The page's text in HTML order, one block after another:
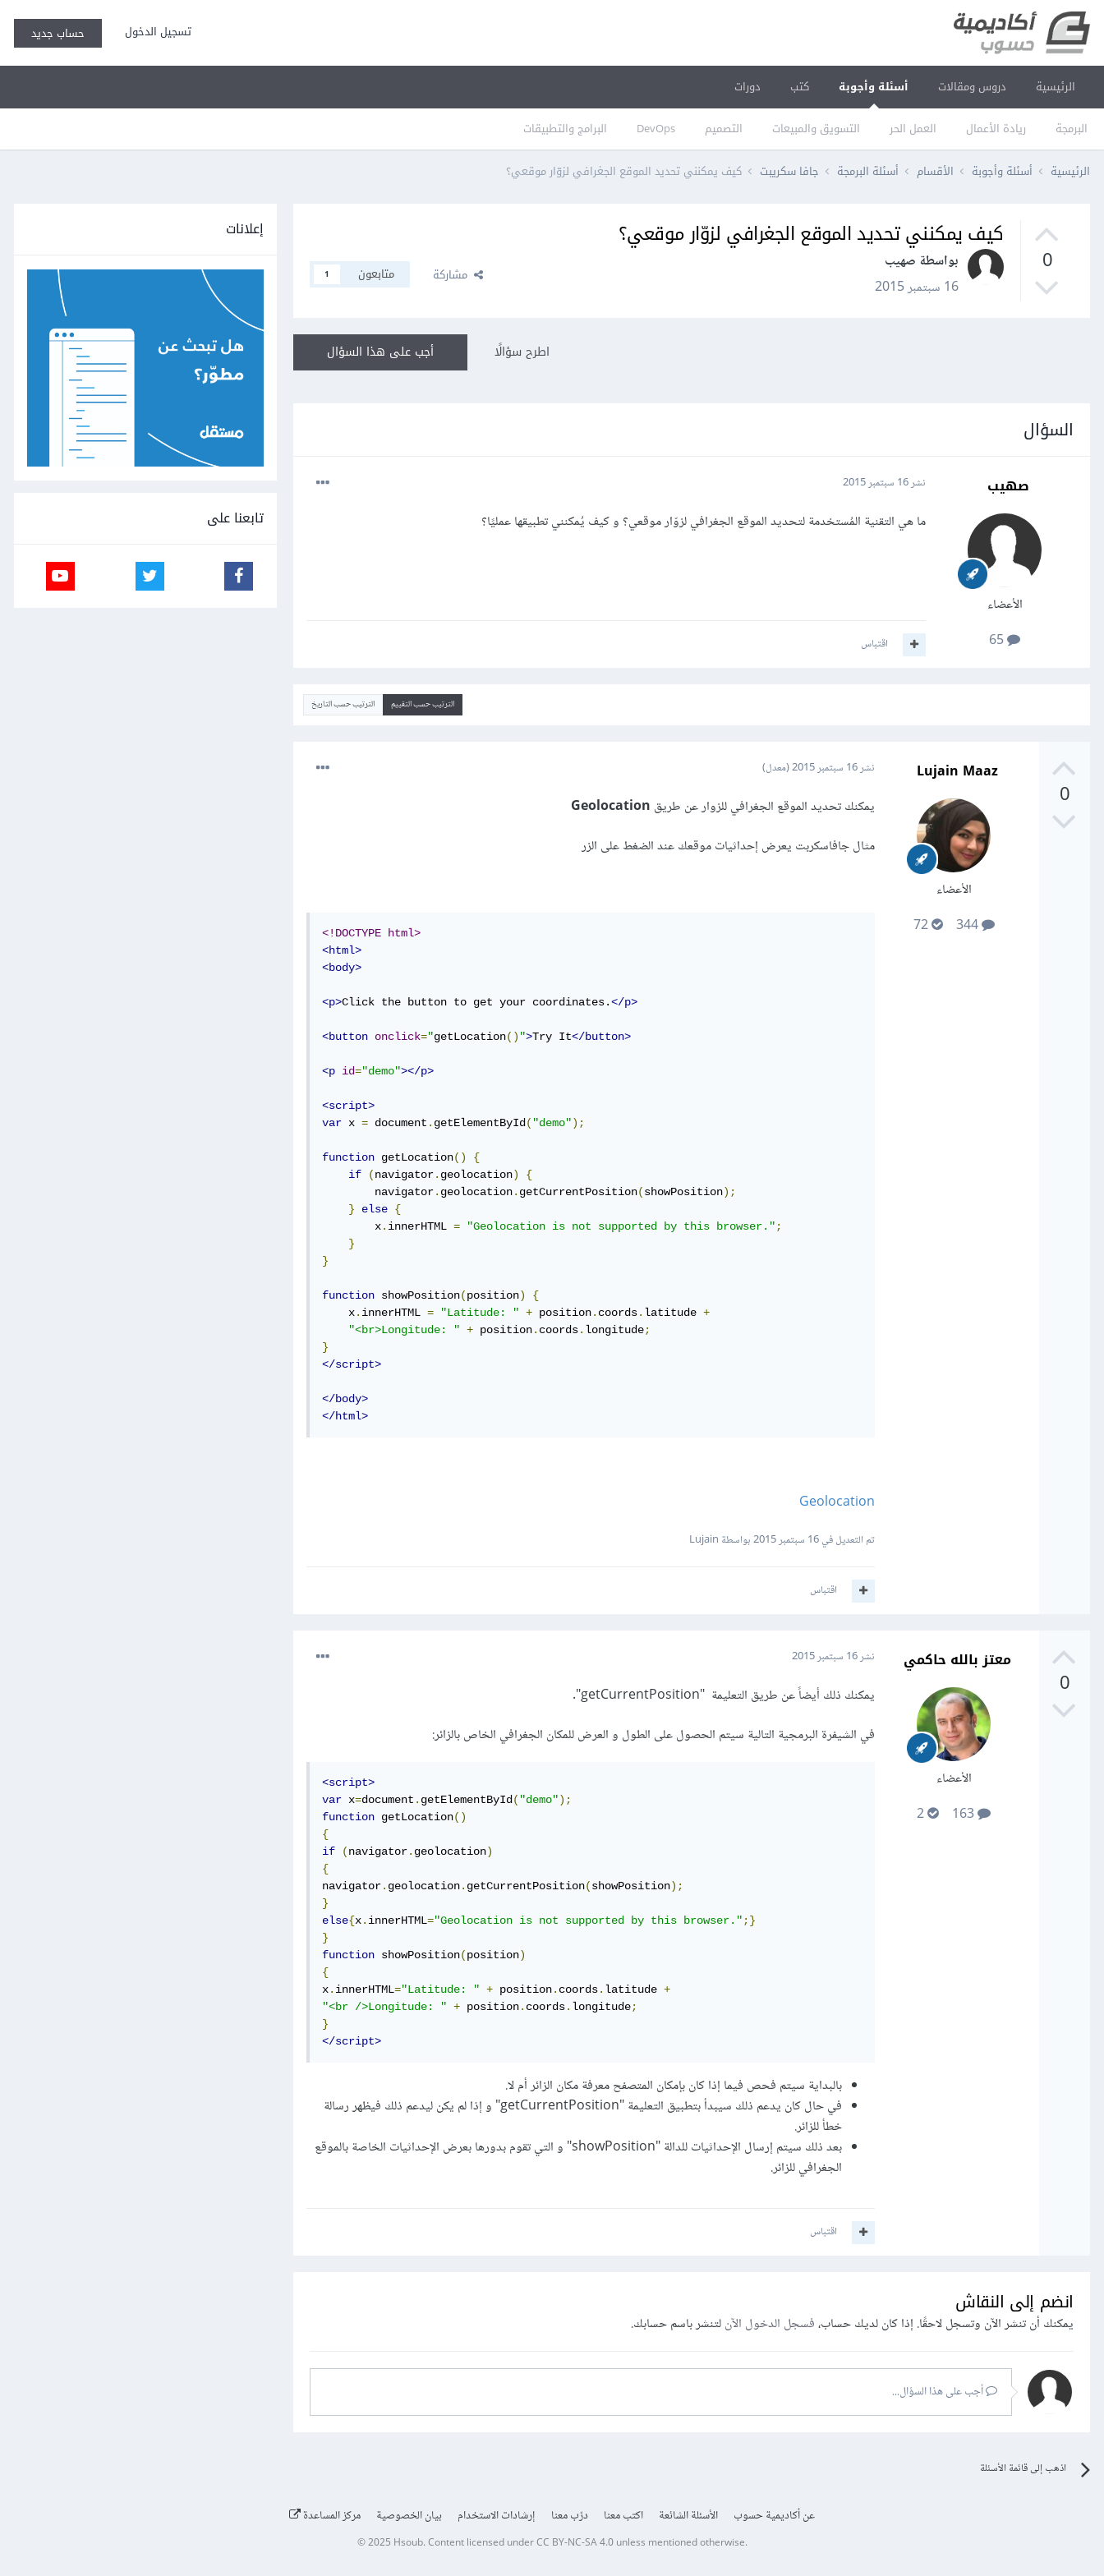
تسجيل الدخول حساب جديد
الرئيسية دروس ومقالات أسئلة وأجوبة
البرمجة ريادة الأعمال العمل الحر التسويق والمبيعات التصميم DevOps البرامج والتطبيقات
كتب دورات
الرئيسية أسئلة وأجوبة الأقسام أسئلة البرمجة جافا سكريبت كيف يمكنني تحديد الموقع الجغرافي لزوّار موقعي؟
0
كيف يمكنني تحديد الموقع الجغرافي لزوّار موقعي؟
بواسطة صهيب
16 سبتمبر 2015
مشاركة متابعون 1
أجب على هذا السؤال اطرح سؤالًا
السؤال
صهيب
الأعضاء
نشر16 سبتمبر 2015
ما هي التقنية المُستخدمة لتحديد الموقع الجغرافي لزوّار موقعي؟ و كيف يُمكنني تطبيقها عمليًا؟
اقتباس
الترتيب حسب التقييم الترتيب حسب التاريخ
0
Lujain Maaz
الأعضاء
344
72
نشر16 سبتمبر 2015 (معدل)
يمكنك تحديد الموقع الجغرافي للزوار عن طريق Geolocation
مثال جافاسكربت يعرض إحداثيات موقعك عند الضغط على الزر
<!DOCTYPE html>
<html>
<body>
<p>Click the button to get your coordinates.</p>
<button onclick="getLocation() ">Try It</button>
<p id="demo"></p>
<script>
var x = document . getElementById( "demo");
function getLocation()
{
if
(navigator. geolocation)
{
        navigator
. geolocation. getCurrentPosition(showPosition);
}
else {
        x
. innerHTML = "Geolocation is not supported by this browser.";
}
}
function showPosition(position)
{
    x
. innerHTML = "Latitude: " + position. coords. latitude +
"<br>Longitude: " + position. coords. longitude;
}
</script>
</body>
</html>
Geolocation
تم التعديل في16 سبتمبر 2015 بواسطة Lujain
اقتباس
0
معتز بالله حاكمي
الأعضاء
نشر16 سبتمبر 2015
يمكنك ذلك أيضاً عن طريق التعليمة "getCurrentPosition".
في الشيفرة البرمجية التالية سيتم الحصول على الطول و العرض للمكان الجغرافي الخاص بالزائر:
<script>
var x=document . getElementById( "demo");
function getLocation()
{
if
(navigator. geolocation)
{
navigator. geolocation. getCurrentPosition(showPosition);
}
else{x. innerHTML="Geolocation is not supported by this browser.";}
}
function showPosition(position)
{
x. innerHTML="Latitude: " + position. coords. latitude +
"<br />Longitude: " + position. coords. longitude;
}
</script>
بالبداية سيتم فحص فيما إذا كان بإمكان المتصفح معرفة مكان الزائر أم لا.
في حال كان يدعم ذلك سيبدأ بتطبيق التعليمة "getCurrentPosition" و إذا لم يكن ليدعم ذلك فيظهر رسالة
خطأ للزائر.
بعد ذلك سيتم إرسال الإحداثيات للدالة "showPosition" و التي تقوم بدورها بعرض الإحداثيات الخاصة بالموقع
الجغرافي للزائر.
اقتباس
انضم إلى النقاش
يمكنك أن تنشر الآن وتسجل لاحقًا. إذا كان لديك حساب،فسجل الدخول الآنلتنشر باسم حسابك.
أجب على هذا السؤال...
اذهب إلى قائمة الأسئلة
إعلانات
تابعنا على
عن أكاديمية حسوب الأسئلة الشائعة اكتب معنا درّب معنا إرشادات الاستخدام بيان الخصوصية مركز المساعدة
© 2025 Hsoub.Content licensed underCC BY-NC-SA 4.0unless mentioned otherwise.